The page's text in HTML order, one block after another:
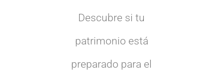
Descubre si tu
patrimonio está
preparado para el